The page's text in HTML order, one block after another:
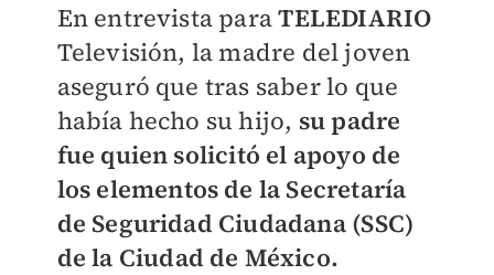
En entrevista paraTELEDIARIO
Televisión, la madre del joven
aseguró que tras saber lo que
había hecho su hijo, su padre
fue quien solicitó el apoyo de
los elementos de la Secretaría
de Seguridad Ciudadana (SSC)
de la Ciudad de México.